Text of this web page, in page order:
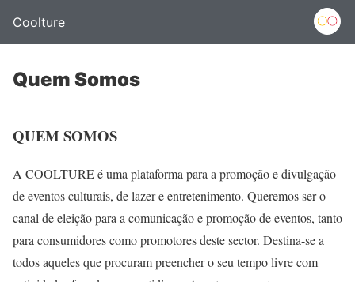
Coolture
Quem Somos
QUEM SOMOS
A COOLTURE é uma plataforma para a promoção e divulgação
de eventos culturais, de lazer e entretenimento. Queremos ser o
canal de eleição para a comunicação e promoção de eventos, tanto
para consumidores como promotores deste sector. Destina-se a
todos aqueles que procuram preencher o seu tempo livre com